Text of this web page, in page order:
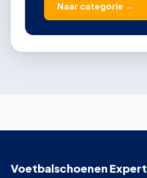
Naar categorie →
Voetbalschoenen Expert